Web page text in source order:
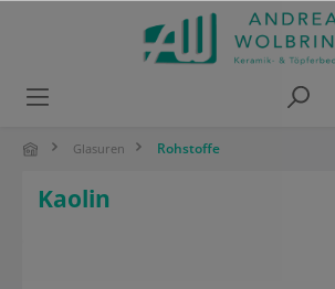
Glasuren Rohstoffe
Kaolin